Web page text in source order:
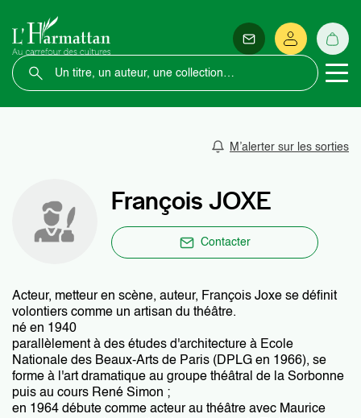
M’alerter sur les sorties
François JOXE
Contacter
Acteur, metteur en scène, auteur, François Joxe se définit
volontiers comme un artisan du théâtre.
né en 1940
parallèlement à des études d'architecture à Ecole
Nationale des Beaux-Arts de Paris (DPLG en 1966), se
forme à l'art dramatique au groupe théâtral de la Sorbonne
puis au cours René Simon ;
en 1964 débute comme acteur au théâtre avec Maurice